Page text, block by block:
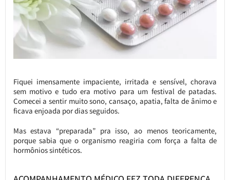
Fiquei imensamente impaciente, irritada e sensível, chorava
sem motivo e tudo era motivo para um festival de patadas.
Comecei a sentir muito sono, cansaço, apatia, falta de ânimo e
ficava enjoada por dias seguidos.
Mas estava “preparada” pra isso, ao menos teoricamente,
porque sabia que o organismo reagiria com força a falta de
hormônios sintéticos.